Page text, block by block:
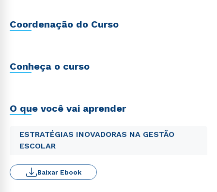
Coordenação do Curso
Conheça o curso
O que você vai aprender
ESTRATÉGIAS INOVADORAS NA GESTÃO
ESCOLAR
Baixar Ebook